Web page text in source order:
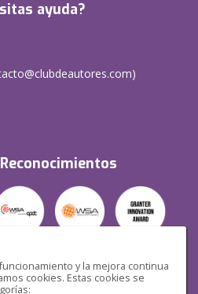
y la mejora continua
cookies. Estas cookies se
ayuda?
)